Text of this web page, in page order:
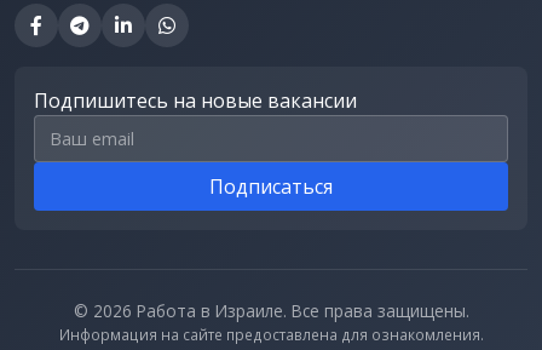
Подпишитесь на новые вакансии
Email для подписки
Подписаться
© 2026 Работа в Израиле. Все права защищены.
Информация на сайте предоставлена для ознакомления.